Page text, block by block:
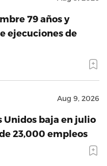
79 años y
ejecuciones de
Aug 9, 2026
Unidos baja en julio
23,000 empleos